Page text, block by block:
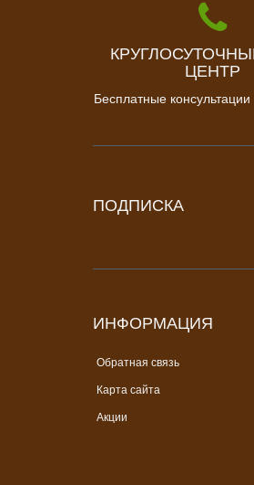
ЦЕНТР
Бесплатные
ПОДПИСКА
ИНФОРМАЦИЯ
Обратная связь
Карта сайта
Акции